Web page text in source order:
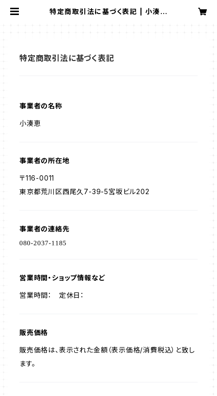
特定商取引法に基づく表記 | 小湊め
特定商取引法に基づく表記
事業者の名称
小湊恵
事業者の所在地
〒116-0011
東京都荒川区西尾久7-39-5宮坂ビル202
事業者の連絡先
営業時間・ショップ情報など
営業時間： 定休日：
販売価格
販売価格は、表示された金額（表示価格/消費税込）と致し
ます。